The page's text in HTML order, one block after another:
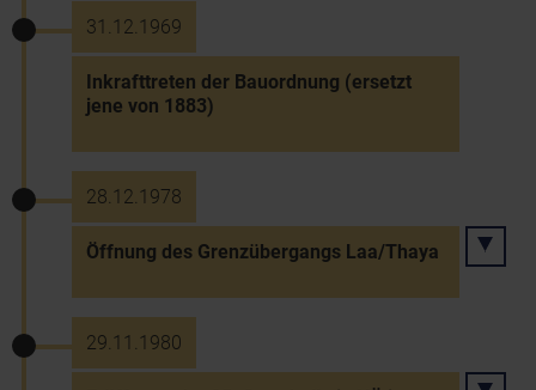
31.12.1969
Inkrafttreten der Bauordnung (ersetzt
jene von 1883)
28.12.1978
Öffnung des Grenzübergangs Laa/Thaya
29.11.1980